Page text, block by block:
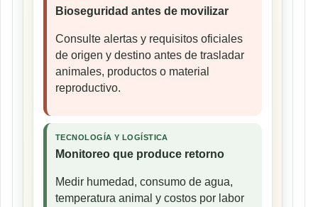
Bioseguridad antes de movilizar
Consulte alertas y requisitos oficiales
de origen y destino antes de trasladar
animales, productos o material
reproductivo.
TECNOLOGÍA Y LOGÍSTICA
Monitoreo que produce retorno
Medir humedad, consumo de agua,
temperatura animal y costos por labor